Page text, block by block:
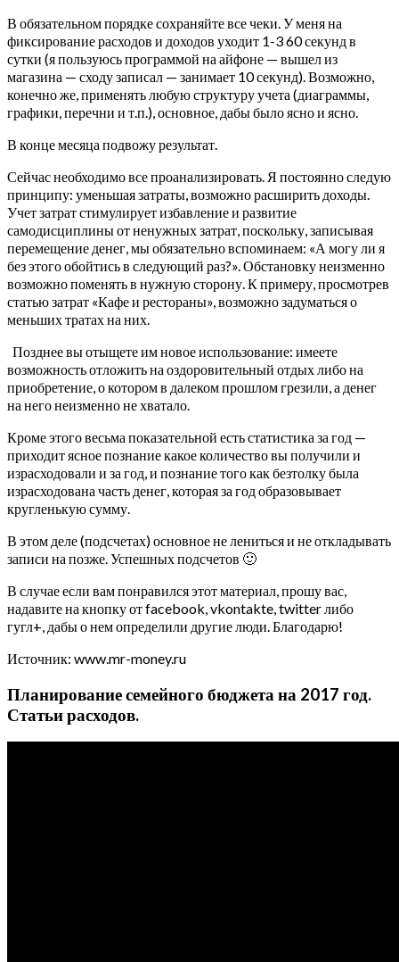
В обязательном порядке сохраняйте все чеки. У меня на
фиксирование расходов и доходов уходит 1-3 60 секунд в
сутки (я пользуюсь программой на айфоне — вышел из
магазина — сходу записал — занимает 10 секунд). Возможно,
конечно же, применять любую структуру учета (диаграммы,
графики, перечни и т.п.), основное, дабы было ясно и ясно.
В конце месяца подвожу результат.
Сейчас необходимо все проанализировать. Я постоянно следую
принципу: уменьшая затраты, возможно расширить доходы.
Учет затрат стимулирует избавление и развитие
самодисциплины от ненужных затрат, поскольку, записывая
перемещение денег, мы обязательно вспоминаем: «А могу ли я
без этого обойтись в следующий раз?». Обстановку неизменно
возможно поменять в нужную сторону. К примеру, просмотрев
статью затрат «Кафе и рестораны», возможно задуматься о
меньших тратах на них.
Позднее вы отыщете им новое использование: имеете
возможность отложить на оздоровительный отдых либо на
приобретение, о котором в далеком прошлом грезили, а денег
на него неизменно не хватало.
Кроме этого весьма показательной есть статистика за год —
приходит ясное познание какое количество вы получили и
израсходовали и за год, и познание того как безтолку была
израсходована часть денег, которая за год образовывает
кругленькую сумму.
В этом деле (подсчетах) основное не лениться и не откладывать
записи на позже. Успешных подсчетов 🙂
В случае если вам понравился этот материал, прошу вас,
надавите на кнопку от facebook, vkontakte, twitter либо
гугл+, дабы о нем определили другие люди. Благодарю!
Источник: www.mr-money.ru
Планирование семейного бюджета на 2017 год.
Статьи расходов.